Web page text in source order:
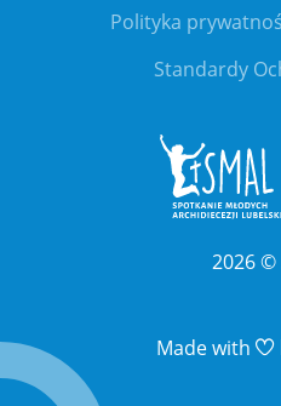
Polityka
Standardy
2026©
Made with